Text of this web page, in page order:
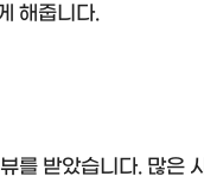
해줍니다.
를 받았습니다. 많은